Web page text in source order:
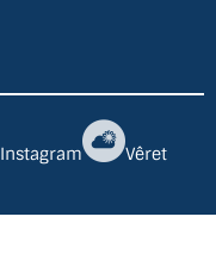
Instagram Vêret